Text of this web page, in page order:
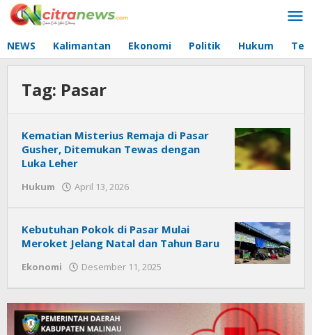
Lewati
ke
NEWS Kalimantan Ekonomi Politik Hukum
Tag: Pasar
Kematian Misterius Remaja di Pasar
Gusher, Ditemukan Tewas dengan
Luka Leher
Hukum April 13, 2026
Kebutuhan Pokok di Pasar Mulai
Meroket Jelang Natal dan Tahun Baru
Ekonomi Desember 11, 2025